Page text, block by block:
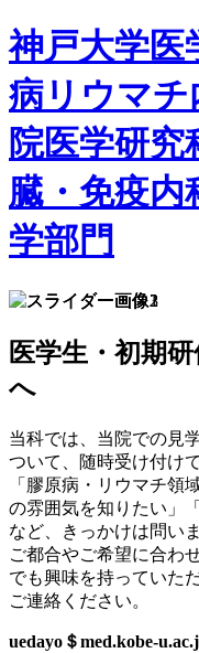
神戸大学医
病リウマチ
院医学研究
臓・免疫内
学部門
医学生・初期
へ
当科では、当院での見
ついて、随時受け付け
「膠原病・リウマチ領
の雰囲気を知りたい」
など、きっかけは問い
ご都合やご希望に合わ
でも興味を持っていた
ご連絡ください。
uedayo＄med.kobe-